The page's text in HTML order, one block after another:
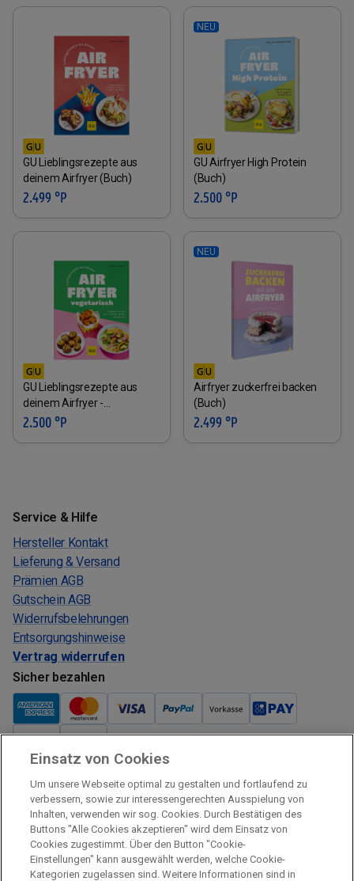
GU Lieblingsrezepte aus
deinem Airfryer (Buch)
2.499 °P
NEU
GU Airfryer High Protein
(Buch)
2.500 °P
GU Lieblingsrezepte aus
deinem Airfryer -
vegetarisch (Buch)
2.500 °P
NEU
Airfryer zuckerfrei backen
(Buch)
2.499 °P
Service & Hilfe
Hersteller Kontakt
Lieferung & Versand
Prämien AGB
Gutschein AGB
Widerrufsbelehrungen
Entsorgungshinweise
Vertrag widerrufen
Sicher bezahlen
Verkauf und Versand
Kostenloser Versand:
Verkauf und Versand durch:
Verkauf Gutscheine durch:
Sicher einkaufen
Einsatz von Cookies
Um unsere Webseite optimal zu gestalten und fortlaufend zu
verbessern, sowie zur interessengerechten Ausspielung von
Inhalten, verwenden wir sog. Cookies. Durch Bestätigen des
Buttons "Alle Cookies akzeptieren" wird dem Einsatz von
Cookies zugestimmt. Über den Button "Cookie-
Einstellungen" kann ausgewählt werden, welche Cookie-
Kategorien zugelassen sind. Weitere Informationen sind in